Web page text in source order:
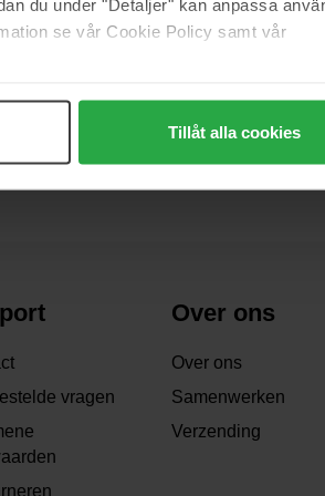
du under "Detaljer" kan anpassa
se vår Cookie Policy samt vår
Tillåt alla cookies
vragen
Over ons
Over ons
Samenwerken
Verzending